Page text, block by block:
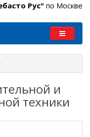
Рус" по Москве
и
техники